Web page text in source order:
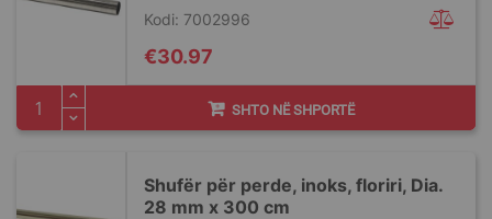
Kodi: 7002996
€30.97
SHTO NË SHPORTË
Shufër për perde, inoks, floriri, Dia.
28 mm x 300 cm